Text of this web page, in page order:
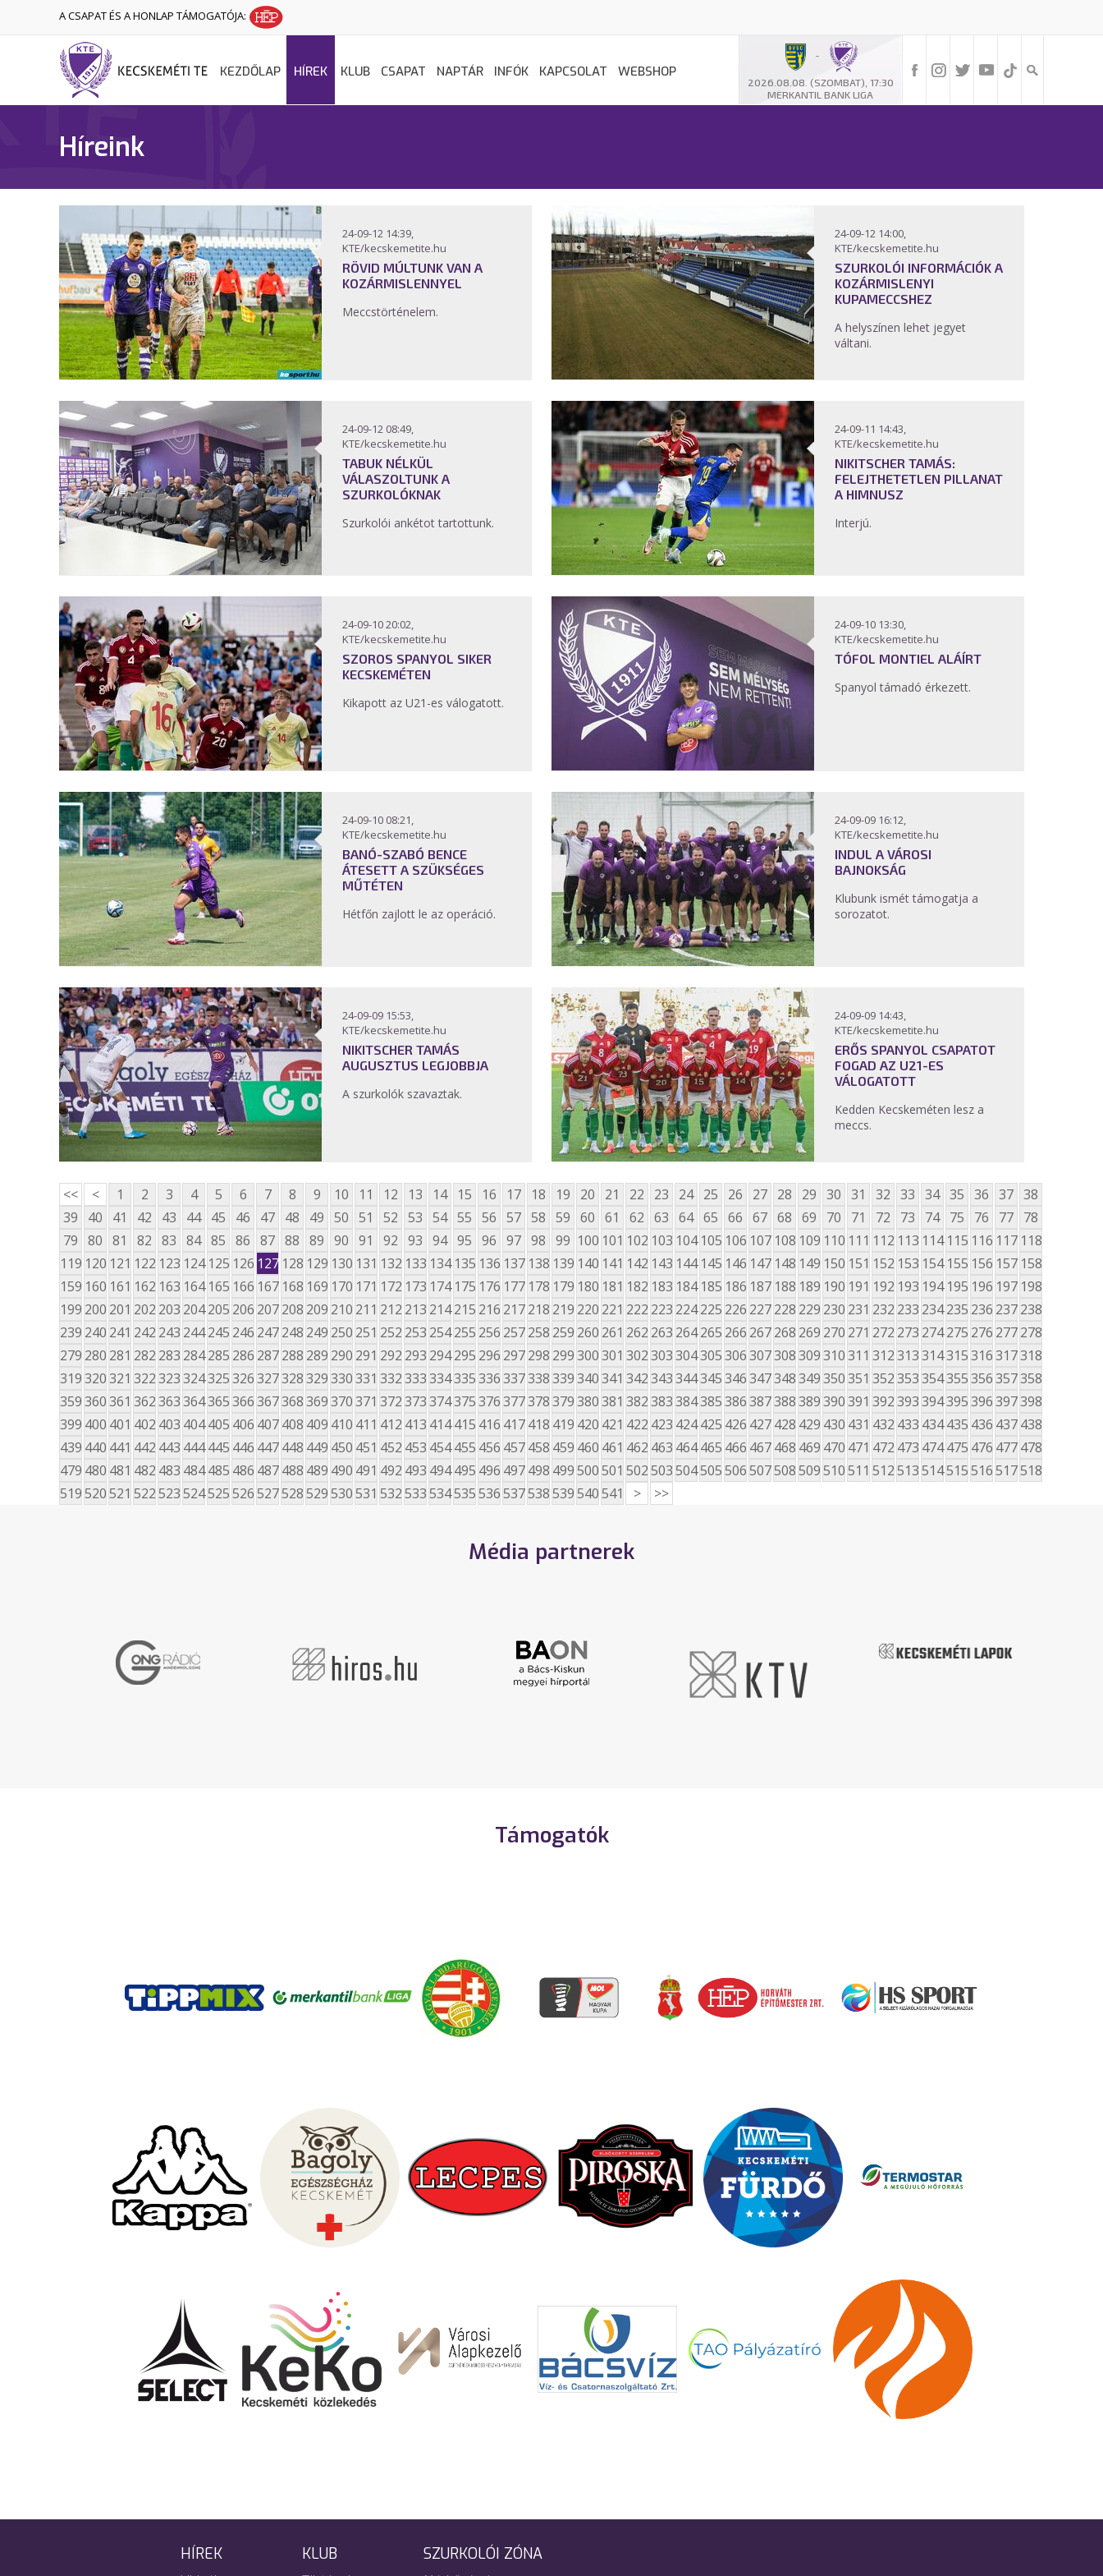
A CSAPAT ÉS A HONLAP TÁMOGATÓJA:
-
2026.08.08. (SZOMBAT), 17:30
MERKANTIL BANK LIGA
KEZDŐLAP HÍREK KLUB CSAPAT NAPTÁR INFÓK KAPCSOLAT WEBSHOP
Híreink
24-09-12 14:39,
KTE/kecskemetite.hu
RÖVID MÚLTUNK VAN A
KOZÁRMISLENNYEL
Meccstörténelem.
24-09-12 14:00,
KTE/kecskemetite.hu
SZURKOLÓI INFORMÁCIÓK A
KOZÁRMISLENYI
KUPAMECCSHEZ
A helyszínen lehet jegyet
váltani.
24-09-12 08:49,
KTE/kecskemetite.hu
TABUK NÉLKÜL
VÁLASZOLTUNK A
SZURKOLÓKNAK
Szurkolói ankétot tartottunk.
24-09-11 14:43,
KTE/kecskemetite.hu
NIKITSCHER TAMÁS:
FELEJTHETETLEN PILLANAT
A HIMNUSZ
Interjú.
24-09-10 20:02,
KTE/kecskemetite.hu
SZOROS SPANYOL SIKER
KECSKEMÉTEN
Kikapott az U21-es válogatott.
24-09-10 13:30,
KTE/kecskemetite.hu
TÓFOL MONTIEL ALÁÍRT
Spanyol támadó érkezett.
24-09-10 08:21,
KTE/kecskemetite.hu
BANÓ-SZABÓ BENCE
ÁTESETT A SZÜKSÉGES
MŰTÉTEN
Hétfőn zajlott le az operáció.
24-09-09 16:12,
KTE/kecskemetite.hu
INDUL A VÁROSI
BAJNOKSÁG
Klubunk ismét támogatja a
sorozatot.
24-09-09 15:53,
KTE/kecskemetite.hu
NIKITSCHER TAMÁS
AUGUSZTUS LEGJOBBJA
A szurkolók szavaztak.
24-09-09 14:43,
KTE/kecskemetite.hu
ERŐS SPANYOL CSAPATOT
FOGAD AZ U21-ES
VÁLOGATOTT
Kedden Kecskeméten lesz a
meccs.
<< < 1 2 3 4 5 6 7 8 9 10 11 12 13 14 15 16 17 18 19 20 21 22 23 24 25 26 27 28 29 30 31 32 33 34 35 36 37 38
39
40 41 42 43 44 45 46 47 48 49 50 51 52 53 54 55 56 57 58 59 60 61 62 63 64 65 66 67 68 69 70 71 72 73 74 75 76 77 78
79 80 81 82 83 84 85 86 87 88 89 90 91 92 93 94 95 96 97 98 99 100 101 102 103 104 105 106 107 108 109 110 111 112 113 114 115 116 117 118
119 120 121 122 123 124 125 126 127 128 129 130 131 132 133 134 135 136 137 138 139 140 141 142 143 144 145 146 147 148 149 150 151 152 153 154 155 156 157 158
159 160 161 162 163 164 165 166 167 168 169 170 171 172 173 174 175 176 177 178 179 180 181 182 183 184 185 186 187 188 189 190 191 192 193 194 195 196 197 198
199 200 201 202 203 204205 206 207208 209 210 211 212 213 214215 216 217218 219 220 221 222 223 224225 226 227228 229 230 231 232 233 234235 236 237238
239 240 241 242 243 244245 246 247248 249 250 251 252 253 254255 256 257258 259 260 261 262 263 264265 266 267268 269 270 271 272 273 274275 276 277278
279 280 281 282 283 284285 286 287288 289 290 291 292 293 294295 296 297298 299300301 302303304305306307308309310311 312313314315316317318
319320321 322323324325326327328329330331 332333334335336337338339340341 342343344345346347348349350351 352353354355356357358
359360361 362363364365366367368369370371 372373374375376377378379380381 382383384385386387388389390391 392393394395396397398
399 400 401 402 403 404405 406 407408 409 410 411 412 413 414415 416 417418 419 420 421 422 423 424425 426 427428 429 430 431 432 433 434435 436 437438
439 440 441 442 443 444445 446 447448 449 450 451 452 453 454455 456 457458 459 460 461 462 463 464465 466 467468 469 470 471 472 473 474475 476 477478
479 480 481 482 483 484485 486 487488 489 490 491 492 493 494495 496 497498 499500501 502503504505506507508509510511 512513514515516517518
519520521 522523524525526527528529530531 532533534535536537538539540541 > >>
Média partnerek
Támogatók
HÍREK KLUB SZURKOLÓI ZÓNA